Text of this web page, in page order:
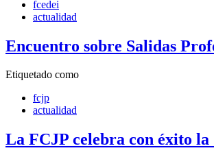
fcedei
actualidad
Encuentro sobre Salidas
Etiquetado como
fcjp
actualidad
La FCJP celebra con éxito